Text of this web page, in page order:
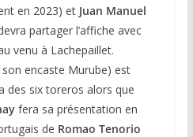
en 2023) et Juan Manuel
partager l’affiche avec
venu à Lachepaillet.
encaste Murube) est
des six toreros alors que
fera sa présentation en
de Romao Tenorio